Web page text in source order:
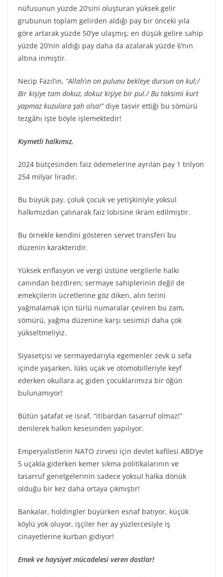
nüfusunun yüzde 20’sini oluşturan yüksek gelir
grubunun toplam gelirden aldığı pay bir önceki yıla
göre artarak yüzde 50’ye ulaşmış; en düşük gelire sahip
yüzde 20’nin aldığı pay daha da azalarak yüzde 6’nın
altına inmiştir.
Necip Fazıl’ın, “Allah’ın on pulunu bekleye dursun on kul;/
Bir kişiye tam dokuz, dokuz kişiye bir pul./ Bu taksimi kurt
yapmaz kuzulara şah olsa!”diye tasvir ettiği bu sömürü
tezgâhı işte böyle işlemektedir!
Kıymetli halkımız,
2024 bütçesinden faiz ödemelerine ayrılan pay 1 trilyon
254 milyar liradır.
Bu büyük pay, çoluk çocuk ve yetişkiniyle yoksul
halkımızdan çalınarak faiz lobisine ikram edilmiştir.
Bu örnekle kendini gösteren servet transferi bu
düzenin karakteridir.
Yüksek enflasyon ve vergi üstüne vergilerle halkı
canından bezdiren; sermaye sahiplerinin değil de
emekçilerin ücretlerine göz diken, alın terini
yağmalamak için türlü numaralar çeviren bu zam,
sömürü, yağma düzenine karşı sesimizi daha çok
yükseltmeliyiz.
Siyasetçisi ve sermayedarıyla egemenler zevk ü sefa
içinde yaşarken, lüks uçak ve otomobilleriyle keyf
ederken okullara aç giden çocuklarımıza bir öğün
bulunamıyor!
Bütün şatafat ve israf, “itibardan tasarruf olmaz!”
denilerek halkın kesesinden yapılıyor.
Emperyalistlerin NATO zirvesi için devlet kafilesi ABD’ye
5 uçakla giderken kemer sıkma politikalarının ve
tasarruf genelgelerinin sadece yoksul halka dönük
olduğu bir kez daha ortaya çıkmıştır!
Bankalar, holdingler büyürken esnaf batıyor, küçük
köylü yok oluyor, işçiler her ay yüzlercesiyle iş
cinayetlerine kurban gidiyor!
Emek ve haysiyet mücadelesi veren dostlar!